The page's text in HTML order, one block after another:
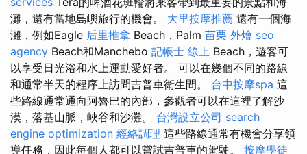
灘，還有當地島嶼旅行的機會。 大里按摩推薦 還有一個海
灘，例如Eagle 后里推拿 Beach，Palm 苗栗 外燴 seo
agency Beach和Manchebo 記帳士 線上 Beach，遊客可
以享受日光浴和水上運動愛好者。 可以在幾個不同的路線
和通常半天的程序上訪問吉普車衛生間。 台中按摩spa 這
些路線通常通向阿魯巴的內部，參觀者可以在這裡了解沙
漠，落基山脈，峽谷和沙灘。 台灣設立公司 search
engine optimization 經絡調理 這些路線通常有機會分享領
導任務，因此每個人都可以嘗試吉普車的駕駛。 按摩學徒